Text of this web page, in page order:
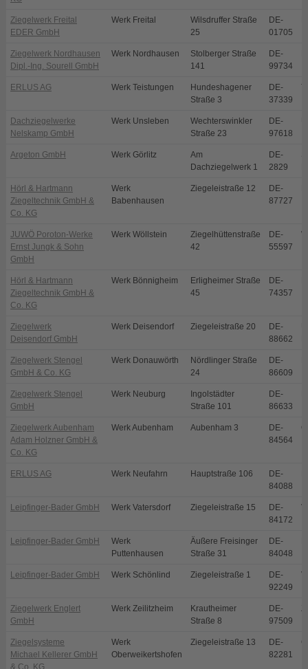
Ziegelwerk Freital
EDER GmbH
Werk Freital
Wilsdruffer Straße
25
DE-
01705
Ziegelwerk Nordhausen
Dipl.-Ing. Sourell GmbH
Werk Nordhausen
Stolberger Straße
141
DE-
99734
ERLUS AG Werk Teistungen
Hundeshagener
Straße 3
DE-
37339
Dachziegelwerke
Nelskamp GmbH
Werk Unsleben
Wechterswinkler
Straße 23
DE-
97618
Argeton GmbH Werk Görlitz
Am
Dachziegelwerk 1
DE-
2829
Hörl & Hartmann
Ziegeltechnik GmbH &
Co. KG
Werk
Babenhausen
Ziegeleistraße 12
DE-
87727
JUWÖ Poroton-Werke
Ernst Jungk & Sohn
GmbH
Werk Wöllstein
Ziegelhüttenstraße
42
DE-
55597
Hörl & Hartmann
Ziegeltechnik GmbH &
Co. KG
Werk Bönnigheim
Erligheimer Straße
45
DE-
74357
Ziegelwerk
Deisendorf GmbH
Werk Deisendorf Ziegeleistraße 20
DE-
88662
Ziegelwerk Stengel
GmbH & Co. KG
Werk Donauwörth
Nördlinger Straße
24
DE-
86609
Ziegelwerk Stengel
GmbH
Werk Neuburg
Ingolstädter
Straße 101
DE-
86633
Ziegelwerk Aubenham
Adam Holzner GmbH &
Co. KG
Werk Aubenham Aubenham 3
DE-
84564
ERLUS AG Werk Neufahrn Hauptstraße 106
DE-
84088
Leipfinger-Bader GmbH Werk Vatersdorf Ziegeleistraße 15
DE-
84172
Leipfinger-Bader GmbH
Werk
Puttenhausen
Äußere Freisinger
Straße 31
DE-
84048
Leipfinger-Bader GmbH Werk Schönlind Ziegeleistraße 1
DE-
92249
Ziegelwerk Englert
GmbH
Werk Zeilitzheim
Krautheimer
Straße 8
DE-
97509
Ziegelsysteme
Michael Kellerer GmbH
& Co. KG
Werk
Oberweikertshofen
Ziegeleistraße 13
DE-
82281